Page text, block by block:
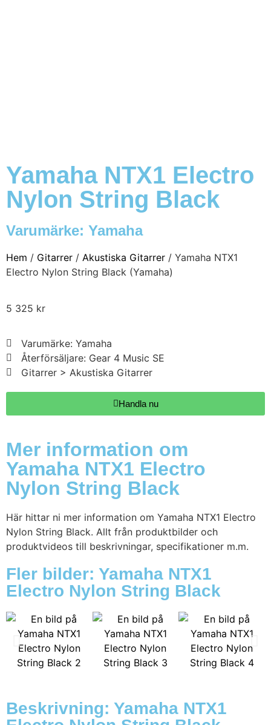
Yamaha NTX1 Electro
Nylon String Black
Varumärke: Yamaha
Hem / Gitarrer / Akustiska Gitarrer / Yamaha NTX1
Electro Nylon String Black (Yamaha)
5 325 kr
Varumärke: Yamaha
Återförsäljare: Gear 4 Music SE
Gitarrer > Akustiska Gitarrer
Handla nu
Mer information om
Yamaha NTX1 Electro
Nylon String Black
Här hittar ni mer information om Yamaha NTX1 Electro
Nylon String Black. Allt från produktbilder och
produktvideos till beskrivningar, specifikationer m.m.
Fler bilder: Yamaha NTX1
Electro Nylon String Black
Beskrivning: Yamaha NTX1